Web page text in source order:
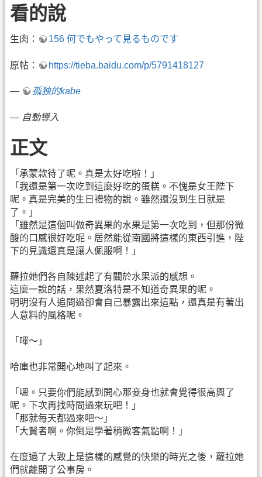
看的說
生肉： 156 何でもやって見るものです
原帖： https://tieba.baidu.com/p/5791418127
— 孤独的kabe
— 自動導入
正文
「承蒙款待了呢。真是太好吃啦！」
「我還是第一次吃到這麼好吃的蛋糕。不愧是女王陛下
呢。真是完美的生日禮物的說。雖然還沒到生日就是
了。」
「雖然是這個叫做奇異果的水果是第一次吃到，但那份微
酸的口感很好吃呢。居然能從南國將這樣的東西引進，陛
下的見識還真是讓人佩服啊！」
蘿拉她們各自陳述起了有關於水果派的感想。
這麼一說的話，果然夏洛特是不知道奇異果的呢。
明明沒有人追問過卻會自己暴露出來這點，還真是有著出
人意料的風格呢。
「嗶～」
哈庫也非常開心地叫了起來。
「嗯。只要你們能感到開心那妾身也就會覺得很高興了
呢。下次再找時間過來玩吧！」
「那就每天都過來吧～」
「大賢者啊。你倒是學著稍微客氣點啊！」
在度過了大致上是這樣的感覺的快樂的時光之後，蘿拉她
們就離開了公事房。